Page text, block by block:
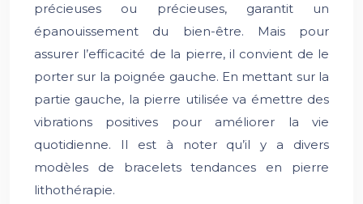
précieuses ou précieuses, garantit un
épanouissement du bien-être. Mais pour
assurer l’efficacité de la pierre, il convient de le
porter sur la poignée gauche. En mettant sur la
partie gauche, la pierre utilisée va émettre des
vibrations positives pour améliorer la vie
quotidienne. Il est à noter qu’il y a divers
modèles de bracelets tendances en pierre
lithothérapie.